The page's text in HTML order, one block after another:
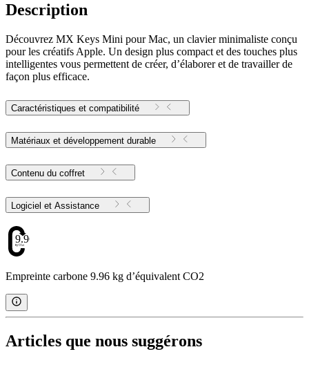
Description
Découvrez MX Keys Mini pour Mac, un clavier minimaliste conçu
pour les créatifs Apple. Un design plus compact et des touches plus
intelligentes vous permettent de créer, d’élaborer et de travailler de
façon plus efficace.
Caractéristiques et compatibilité
Matériaux et développement durable
Contenu du coffret
Logiciel et Assistance
9.96
Empreinte carbone 9.96 kg d’équivalent CO2
Articles que nous suggérons